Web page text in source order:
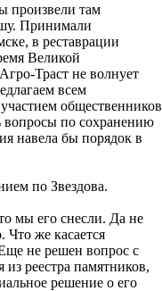
произвели там
Принимали
в реставрации
Великой
Траст не волнует
всем
общественников
вопросы по сохранению
навела бы порядок в
по Звездова.
мы его снесли. Да не
Что же касается
не решен вопрос с
реестра памятников,
решение о его